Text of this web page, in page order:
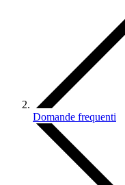
Domande frequenti